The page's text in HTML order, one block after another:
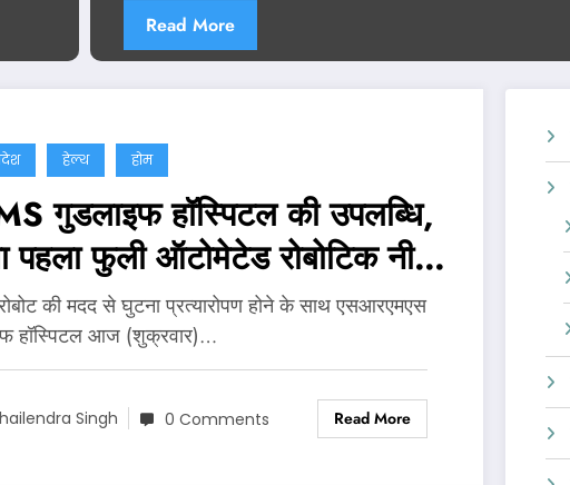
हेल्थ होम
गुडलाइफ हॉस्पिटल की उपलब्धि,
पहला फुली ऑटोमेटेड रोबोटिक नी
की मदद से घुटना प्रत्यारोपण होने के साथ एसआरएमएस
हॉस्पिटल आज (शुक्रवार)…
Singh 0 Comments Read More